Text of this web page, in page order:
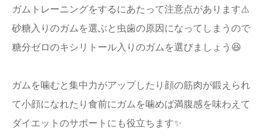
ガムトレーニングをするにあたって注意点があります⚠️
砂糖入りのガムを選ぶと虫歯の原因になってしまうので
糖分ゼロのキシリトール入りのガムを選びましょう😆
ガムを噛むと集中力がアップしたり顔の筋肉が鍛えられ
て小顔になれたり食前にガムを噛めば満腹感を味わえて
ダイエットのサポートにも役立ちます✨